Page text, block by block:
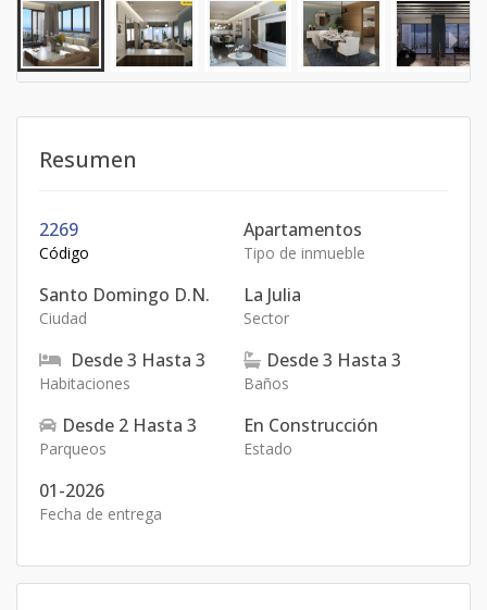
Resumen
2269
Código
Apartamentos
Tipo de inmueble
Santo Domingo D.N.
Ciudad
La Julia
Sector
Desde3 Hasta 3
Habitaciones
Desde3 Hasta 3
Baños
Desde 2 Hasta 3
Parqueos
En Construcción
Estado
01-2026
Fecha de entrega